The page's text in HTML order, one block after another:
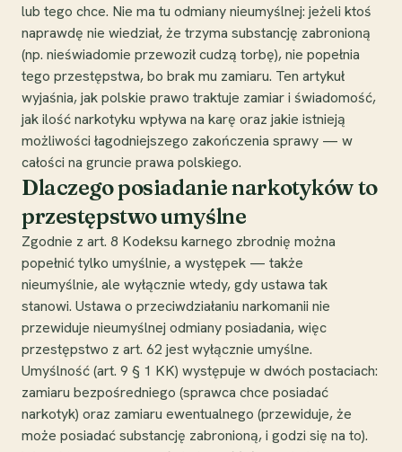
lub tego chce. Nie ma tu odmiany nieumyślnej: jeżeli ktoś
naprawdę nie wiedział, że trzyma substancję zabronioną
(np. nieświadomie przewoził cudzą torbę), nie popełnia
tego przestępstwa, bo brak mu zamiaru. Ten artykuł
wyjaśnia, jak polskie prawo traktuje zamiar i świadomość,
jak ilość narkotyku wpływa na karę oraz jakie istnieją
możliwości łagodniejszego zakończenia sprawy — w
całości na gruncie prawa polskiego.
Dlaczego posiadanie narkotyków to
przestępstwo umyślne
Zgodnie z art. 8 Kodeksu karnego zbrodnię można
popełnić tylko umyślnie, a występek — także
nieumyślnie, ale wyłącznie wtedy, gdy ustawa tak
stanowi. Ustawa o przeciwdziałaniu narkomanii nie
przewiduje nieumyślnej odmiany posiadania, więc
przestępstwo z art. 62 jest wyłącznie umyślne.
Umyślność (art. 9 § 1 KK) występuje w dwóch postaciach:
zamiaru bezpośredniego (sprawca chce posiadać
narkotyk) oraz zamiaru ewentualnego (przewiduje, że
może posiadać substancję zabronioną, i godzi się na to).